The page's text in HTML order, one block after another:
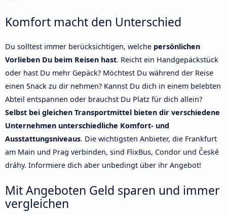
Komfort macht den Unterschied
Du solltest immer berücksichtigen, welche persönlichen
Vorlieben Du beim Reisen hast. Reicht ein Handgepäckstück
oder hast Du mehr Gepäck? Möchtest Du während der Reise
einen Snack zu dir nehmen? Kannst Du dich in einem belebten
Abteil entspannen oder brauchst Du Platz für dich allein?
Selbst bei gleichen Transportmittel bieten dir verschiedene
Unternehmen unterschiedliche Komfort- und
Ausstattungsniveaus. Die wichtigsten Anbieter, die Frankfurt
am Main und Prag verbinden, sind FlixBus, Condor und České
dráhy. Informiere dich aber unbedingt über ihr Angebot!
Mit Angeboten Geld sparen und immer
vergleichen